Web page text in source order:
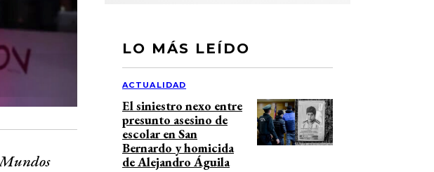
LO MÁS LEÍDO
ACTUALIDAD
El siniestro nexo entre
presunto asesino de
escolar en San
Bernardo y homicida
de Alejandro Águila